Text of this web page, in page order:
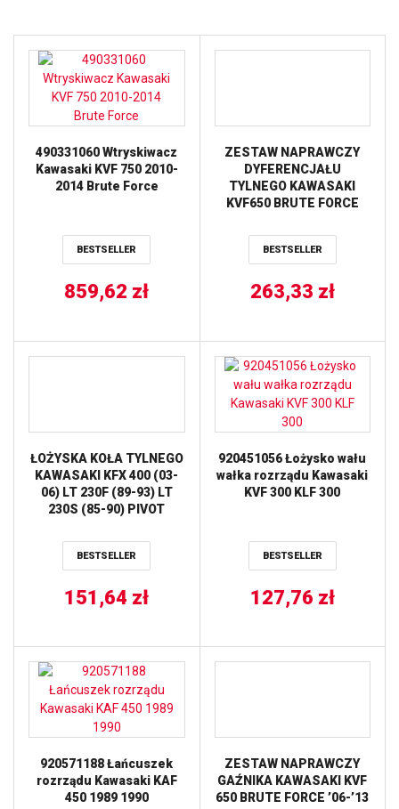
490331060 Wtryskiwacz
Kawasaki KVF 750 2010-
2014 Brute Force
BESTSELLER
859,62 zł
ZESTAW NAPRAWCZY
DYFERENCJAŁU
TYLNEGO KAWASAKI
KVF650 BRUTE FORCE
TWIN PEAKS ’04-’06 ALL
BALLS
BESTSELLER
263,33 zł
ŁOŻYSKA KOŁA TYLNEGO
KAWASAKI KFX 400 (03-
06) LT 230F (89-93) LT
230S (85-90) PIVOT
BESTSELLER
151,64 zł
920451056 Łożysko wału
wałka rozrządu Kawasaki
KVF 300 KLF 300
BESTSELLER
127,76 zł
920571188 Łańcuszek
rozrządu Kawasaki KAF
450 1989 1990
ZESTAW NAPRAWCZY
GAŹNIKA KAWASAKI KVF
650 BRUTE FORCE ’06-’13